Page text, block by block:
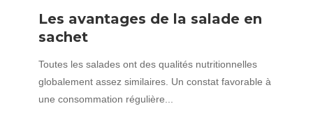
Les avantages de la salade en
sachet
Toutes les salades ont des qualités nutritionnelles
globalement assez similaires. Un constat favorable à
une consommation régulière...